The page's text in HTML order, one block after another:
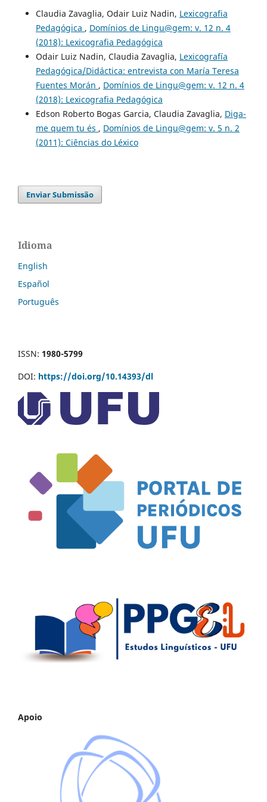
Claudia Zavaglia, Odair Luiz Nadin, Lexicografia
Pedagógica , Domínios de Lingu@gem: v. 12 n. 4
(2018): Lexicografia Pedagógica
Odair Luiz Nadin, Claudia Zavaglia, Lexicografía
Pedagógica/Didáctica: entrevista con María Teresa
Fuentes Morán , Domínios de Lingu@gem: v. 12 n. 4
(2018): Lexicografia Pedagógica
Edson Roberto Bogas Garcia, Claudia Zavaglia, Diga-
me quem tu és , Domínios de Lingu@gem: v. 5 n. 2
(2011): Ciências do Léxico
Enviar Submissão
Idioma
English
Español
Português
ISSN: 1980-5799
DOI: https://doi.org/10.14393/dl
Apoio